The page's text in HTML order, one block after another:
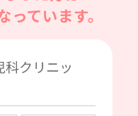
ています。
クリニッ